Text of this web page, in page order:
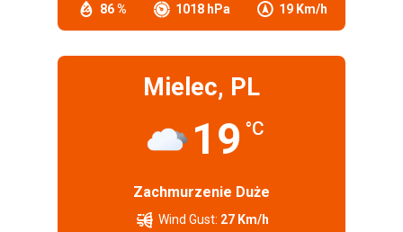
86 % 1018 hPa 19 Km/h
Mielec, PL
19 °C
Zachmurzenie Duże
Wind Gust: 27 Km/h